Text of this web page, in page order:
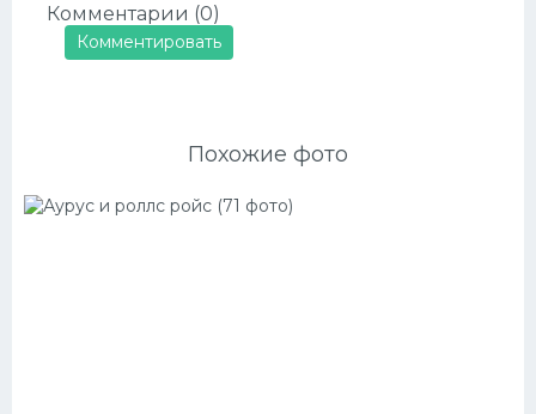
Комментарии (0)
Комментировать
Похожие фото